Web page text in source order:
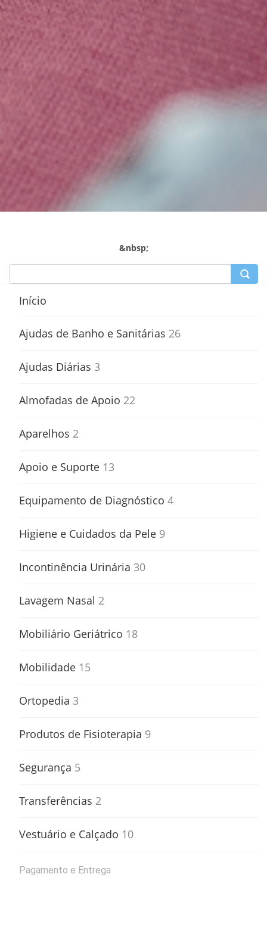
&nbsp;
Início
Ajudas de Banho e Sanitárias 26
Ajudas Diárias 3
Almofadas de Apoio 22
Aparelhos 2
Apoio e Suporte 13
Equipamento de Diagnóstico 4
Higiene e Cuidados da Pele 9
Incontinência Urinária 30
Lavagem Nasal 2
Mobiliário Geriátrico 18
Mobilidade 15
Ortopedia 3
Produtos de Fisioterapia 9
Segurança 5
Transferências 2
Vestuário e Calçado 10
Pagamento e Entrega